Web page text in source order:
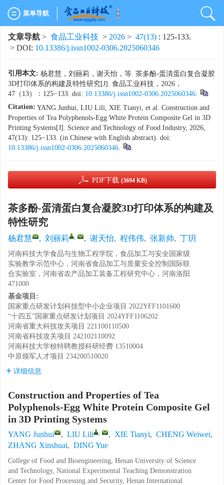
菜单导航
文章导航 > 食品工业科技 > 2026 > 47(13) : 125-133.
> DOI: 10.13386/j.issn1002-0306.2025060346
引用本文: 杨君慧，刘丽莉，谢天怡，等. 茶多酚-蛋清蛋白复合凝胶
3D打印体系的构建及特性研究[J]. 食品工业科技，2026，
47（13）：125−133. doi: 10.13386/j.issn1002-0306.2025060346.
Citation: YANG Junhui, LIU Lili, XIE Tianyi, et al. Construction and
Properties of Tea Polyphenols-Egg White Protein Composite Gel in 3D
Printing Systems[J]. Science and Technology of Food Industry, 2026,
47(13): 125−133. (in Chinese with English abstract). doi:
10.13386/j.issn1002-0306.2025060346.
PDF下载 (3694 KB)
茶多酚-蛋清蛋白复合凝胶3D打印体系的构建及
特性研究
杨君慧 , 刘丽莉 , , 谢天怡, 程伟伟, 张新帅, 丁玥
河南科技大学食品与生物工程学院，食品加工与安全国家级
实验教学示范中心，河南省食品加工与质量安全控制国际联
合实验室，河南省农产品加工装备工程研究中心，河南洛阳
471000
基金项目:
国家重点研发计划科技型中小企业项目 2022YFF1101600
“十四五”国家重点研发计划项目 2024YFF1106202
河南省重大科技攻关项目 221100110500
河南省科技攻关项目 242102110092
河南科技大学校特聘教授科研经费 13510004
中原领军人才项目 234200510020
详细信息
Construction and Properties of Tea
Polyphenols-Egg White Protein Composite Gel
in 3D Printing Systems
YANG Junhui , LIU Lili , , XIE Tianyi, CHENG Weiwei,
ZHANG Xinshuai, DING Yue
College of Food and Bioengineering, Henan University of Science
and Technology, National Experimental Teaching Demonstration
Center for Food Processing and Security, Henan International